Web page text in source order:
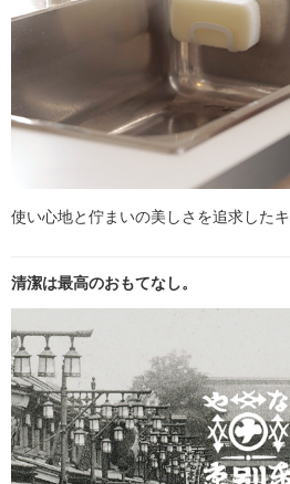
使い心地と佇まいの美しさを追求した
清潔は最高のおもてなし。